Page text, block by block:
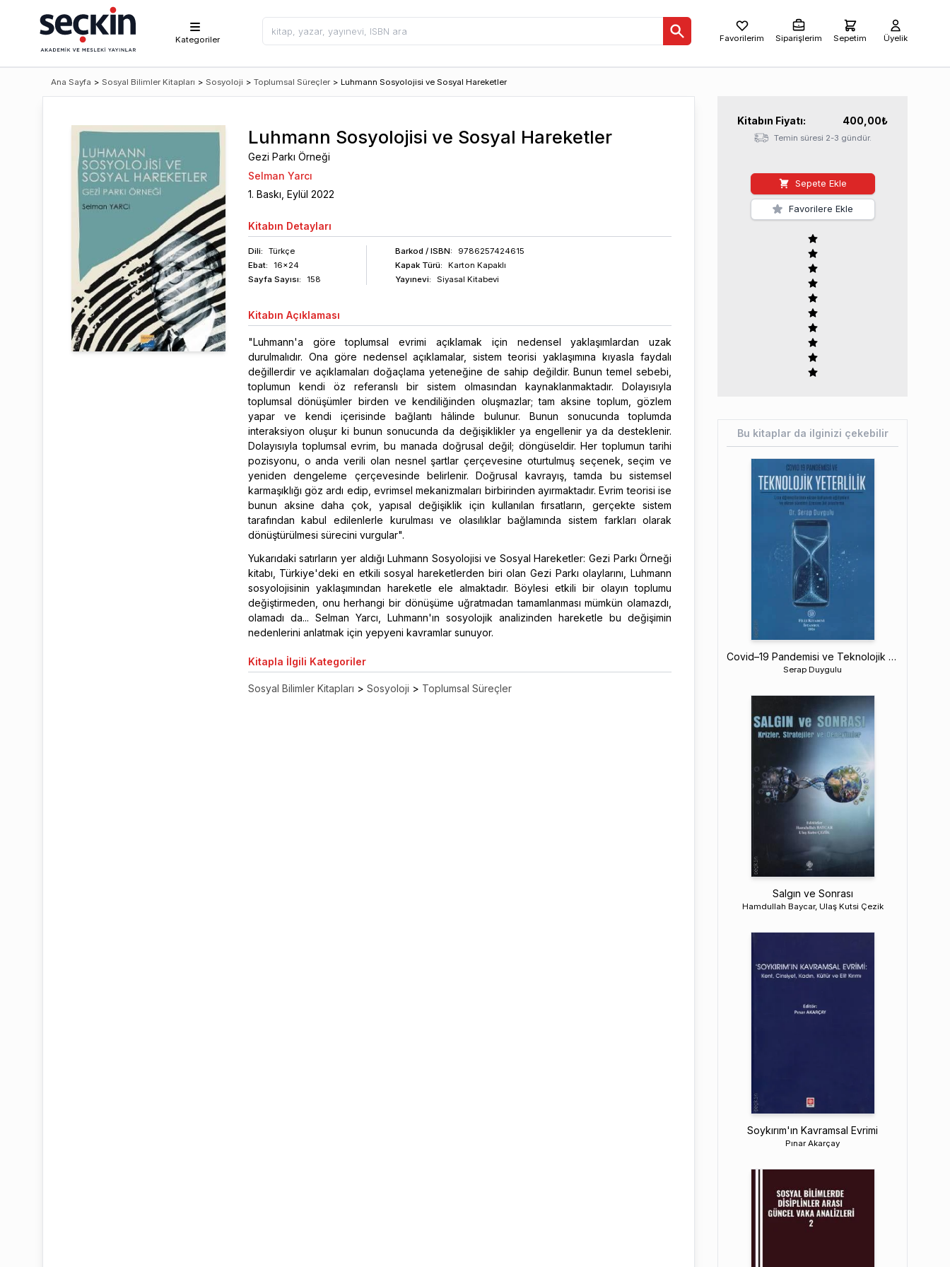
Kategoriler Favorilerim Siparişlerim Sepetim Üyelik
Ana Sayfa > Sosyal Bilimler Kitapları > Sosyoloji > Toplumsal Süreçler > Luhmann Sosyolojisi ve Sosyal Hareketler
Luhmann Sosyolojisi ve Sosyal Hareketler
Gezi Parkı Örneği
Selman Yarcı
1. Baskı, Eylül 2022
Kitabın Detayları
Dili:
Türkçe
Ebat:
16x24
Sayfa Sayısı: 158
Barkod / ISBN:
9786257424615
Kapak Türü:
Karton Kapaklı
Yayınevi:
Siyasal Kitabevi
Kitabın Açıklaması
"Luhmann'a göre toplumsal evrimi açıklamak için nedensel yaklaşımlardan uzak
durulmalıdır. Ona göre nedensel açıklamalar, sistem teorisi yaklaşımına kıyasla faydalı
değillerdir ve açıklamaları doğaçlama yeteneğine de sahip değildir. Bunun temel sebebi,
toplumun kendi öz referanslı bir sistem olmasından kaynaklanmaktadır. Dolayısıyla
toplumsal dönüşümler birden ve kendiliğinden oluşmazlar; tam aksine toplum, gözlem
yapar ve kendi içerisinde bağlantı hâlinde bulunur. Bunun sonucunda toplumda
interaksiyon oluşur ki bunun sonucunda da değişiklikler ya engellenir ya da desteklenir.
Dolayısıyla toplumsal evrim, bu manada doğrusal değil; döngüseldir. Her toplumun tarihi
pozisyonu, o anda verili olan nesnel şartlar çerçevesine oturtulmuş seçenek, seçim ve
yeniden dengeleme çerçevesinde belirlenir. Doğrusal kavrayış, tamda bu sistemsel
karmaşıklığı göz ardı edip, evrimsel mekanizmaları birbirinden ayırmaktadır. Evrim teorisi ise
bunun aksine daha çok, yapısal değişiklik için kullanılan fırsatların, gerçekte sistem
tarafından kabul edilenlerle kurulması ve olasılıklar bağlamında sistem farkları olarak
dönüştürülmesi sürecini vurgular".
Yukarıdaki satırların yer aldığı Luhmann Sosyolojisi ve Sosyal Hareketler: Gezi Parkı Örneği
kitabı, Türkiye'deki en etkili sosyal hareketlerden biri olan Gezi Parkı olaylarını, Luhmann
sosyolojisinin yaklaşımından hareketle ele almaktadır. Böylesi etkili bir olayın toplumu
değiştirmeden, onu herhangi bir dönüşüme uğratmadan tamamlanması mümkün olamazdı,
olamadı da... Selman Yarcı, Luhmann'ın sosyolojik analizinden hareketle bu değişimin
nedenlerini anlatmak için yepyeni kavramlar sunuyor.
Kitapla İlgili Kategoriler
Sosyal Bilimler Kitapları > Sosyoloji > Toplumsal Süreçler
Kitabın Fiyatı: 400,00₺
Temin süresi 2-3 gündür.
Sepete Ekle
Favorilere Ekle
Bu kitaplar da ilginizi çekebilir
Covid–19 Pandemisi ve Teknolojik Yeterlilik
Serap Duygulu
Salgın ve Sonrası
Hamdullah Baycar, Ulaş Kutsi Çezik
Soykırım'ın Kavramsal Evrimi
Pınar Akarçay